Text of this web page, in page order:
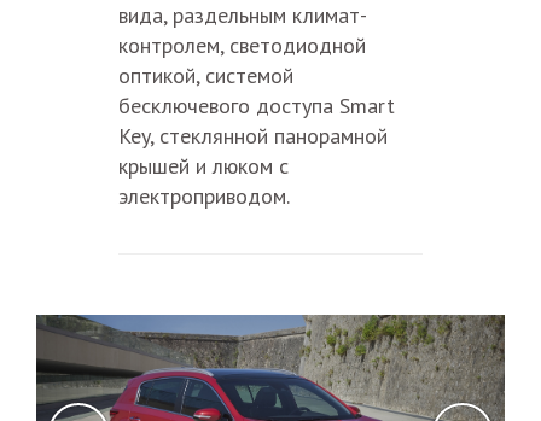
вида, раздельным климат-
контролем, светодиодной
оптикой, системой
бесключевого доступа Smart
Key, стеклянной панорамной
крышей и люком с
электроприводом.